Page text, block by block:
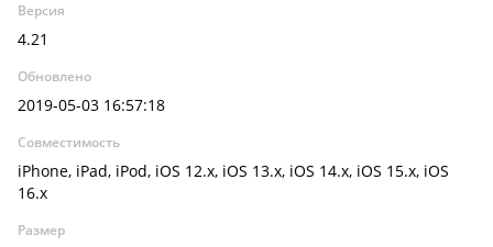
Версия
4.21
Обновлено
2019-05-03 16:57:18
Совместимость
iPhone, iPad, iPod, iOS 12.x, iOS 13.x, iOS 14.x, iOS 15.x, iOS
16.x
Размер